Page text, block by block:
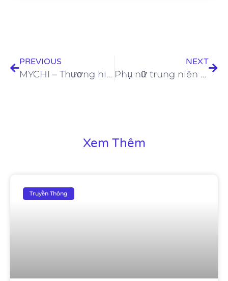
PREVIOUS
MYCHI – Thương hiệu mỹ phẩm “Tôn vinh làn da Châu Á” được người nổi tiếng tin dùng
NEXT
Phụ nữ trung niên nên uống 2 chất này để tóc dài khỏe, móng tay bóng
Xem Thêm
Truyền Thông